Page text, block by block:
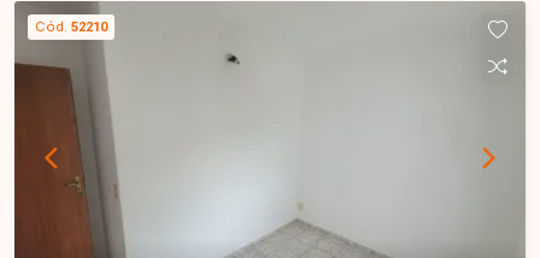
banheiro social e 1 vaga de garagem. Uma
excelente opção para quem busca um imóvel
confortável e com ótimo aproveitamento dos
espaços. O condomínio oferece uma
infraestrutura completa, com portaria virtual Força
Tarefa, 2 elevadores, playground, pet place,
espaço gourmet com churrasqueira, quadra de
basquete e academia ao ar livre, proporcionando
mais lazer, segurança e comodidade para toda a
Cód. 52210